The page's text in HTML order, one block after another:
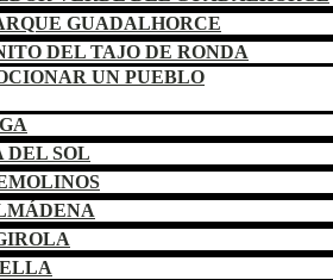
GUADALHORCE
DEL TAJO DE RONDA
UN PUEBLO
DEL SOL